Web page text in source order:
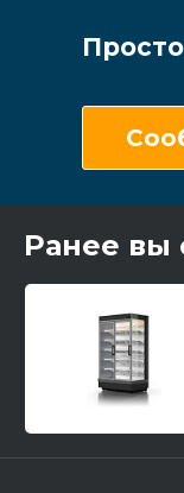
Ранее вы